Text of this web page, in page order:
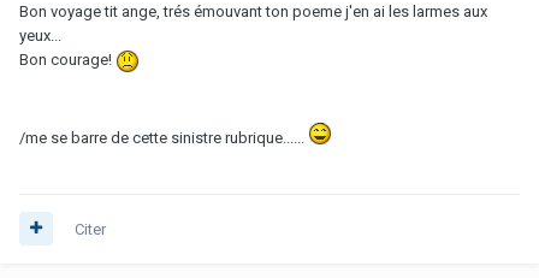
Bon voyage tit ange, trés émouvant ton poeme j'en ai les larmes aux
yeux...
Bon courage!
/me se barre de cette sinistre rubrique......
Citer